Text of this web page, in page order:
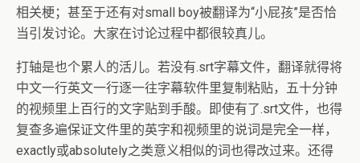
相关梗；甚至于还有对small boy被翻译为“小屁孩”是否恰
当引发讨论。大家在讨论过程中都很较真儿。
打轴是也个累人的活儿。若没有.srt字幕文件，翻译就得将
中文一行英文一行逐一往字幕软件里复制粘贴，五十分钟
的视频里上百行的文字贴到手酸。即使有了.srt文件，也得
复查多遍保证文件里的英字和视频里的说词是完全一样，
exactly或absolutely之类意义相似的词也得改过来。还得